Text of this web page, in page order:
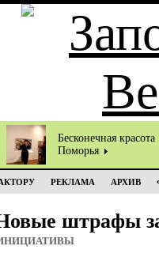
Бесконечная красота
Поморья
РЕКЛАМА АРХИВ
штрафы